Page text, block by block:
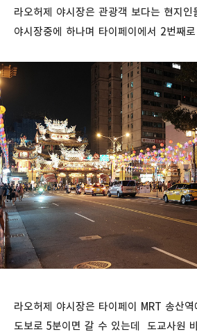
라오허제 야시장은 관광객 보다는 현지인
야시장중에 하나며 타이페이에서 2번째
라오허제 야시장은 타이페이 MRT 송산
도보로 5분이면 갈 수 있는데 도교사원